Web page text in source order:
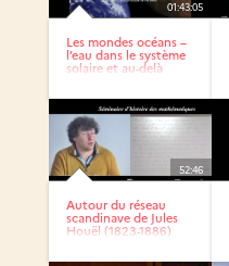
01:43:05
Les mondes océans –
l’eau dans le système
solaire et au-delà
52:46
Autour du réseau
scandinave de Jules
Houël (1823-1886)